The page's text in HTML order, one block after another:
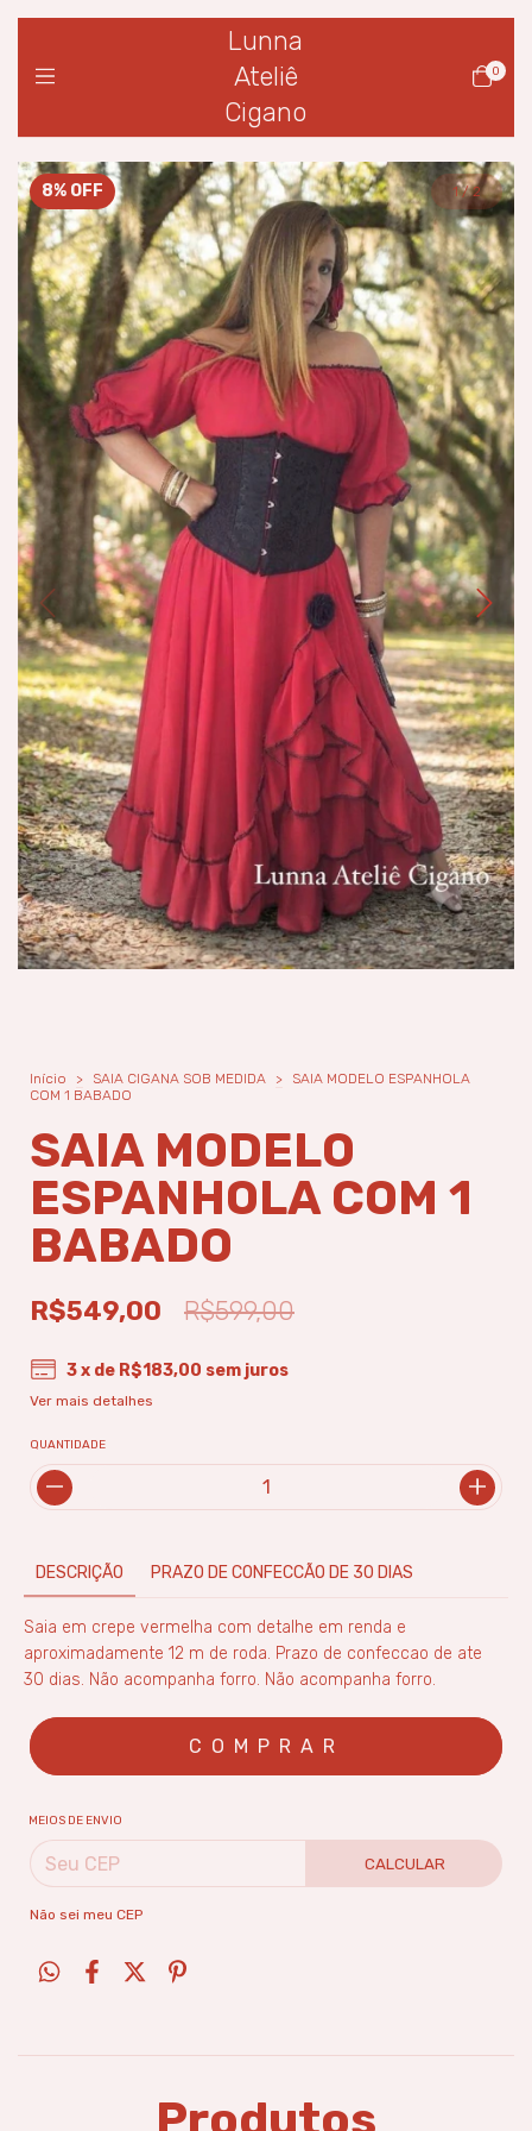
Lunna
Ateliê
Cigano
0
8% OFF 1/2
Início > SAIA CIGANA SOB MEDIDA >
SAIA MODELO ESPANHOLA
COM 1 BABADO
SAIA MODELO
ESPANHOLA COM 1
BABADO
R$549,00 R$599,00
3x de R$183,00 sem juros
Ver mais detalhes
QUANTIDADE
DESCRIÇÃO PRAZO DE CONFECCÃO DE 30 DIAS
Saia em crepe vermelha com detalhe em renda e
aproximadamente 12 m de roda. Prazo de confeccao de ate
30 dias. Não acompanha forro. Não acompanha forro.
MEIOS DE ENVIO
CALCULAR
Não sei meu CEP